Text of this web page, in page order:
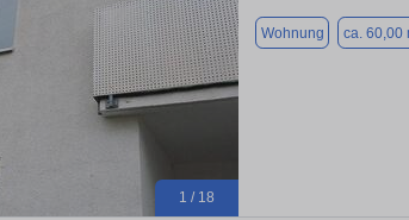
1 / 18
Wohnung ca. 60,00